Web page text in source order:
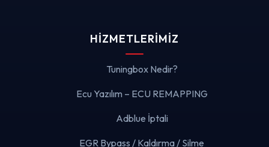
HIZMETLERIMIZ
Tuningbox Nedir?
Ecu Yazılım – ECU REMAPPING
Adblue İptali
EGR Bypass / Kaldırma / Silme